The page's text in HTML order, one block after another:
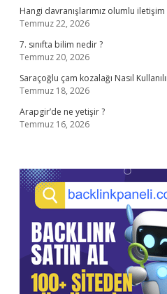
Hangi davranışlarımız olumlu iletişim
Temmuz 22, 2026
7. sınıfta bilim nedir ?
Temmuz 20, 2026
Saraçoğlu çam kozalağı Nasıl
Temmuz 18, 2026
Arapgir’de ne yetişir ?
Temmuz 16, 2026